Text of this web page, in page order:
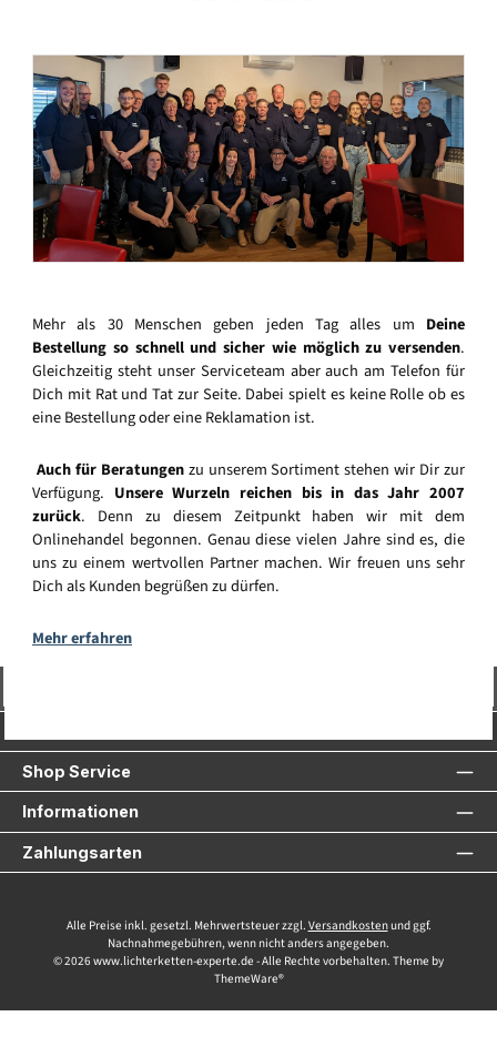
Mehr als 30 Menschen geben jeden Tag alles um Deine
Bestellung so schnell und sicher wie möglich zu versenden.
Gleichzeitig steht unser Serviceteam aber auch am Telefon für
Dich mit Rat und Tat zur Seite. Dabei spielt es keine Rolle ob es
eine Bestellung oder eine Reklamation ist.
Auch für Beratungenzu unserem Sortiment stehen wir Dir zur
Verfügung. Unsere Wurzeln reichen bis in das Jahr 2007
zurück. Denn zu diesem Zeitpunkt haben wir mit dem
Onlinehandel begonnen. Genau diese vielen Jahre sind es, die
uns zu einem wertvollen Partner machen. Wir freuen uns sehr
Dich als Kunden begrüßen zu dürfen.
Mehr erfahren
Shop Service
Informationen
Zahlungsarten
Alle Preise inkl. gesetzl. Mehrwertsteuer zzgl. Versandkostenund ggf.
Nachnahmegebühren, wenn nicht anders angegeben.
© 2026 www.lichterketten-experte.de - Alle Rechte vorbehalten. Theme by
ThemeWare®